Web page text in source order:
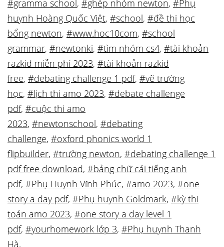
#gramma school, #ghép nhóm newton, #Phụ
huynh Hoàng Quốc Việt, #school, #đề thi học
bổng newton, #www.hoc10com, #school
grammar, #newtonki, #tìm nhóm cs4, #tài khoản
razkid miễn phí 2023, #tài khoản razkid
free, #debating challenge 1 pdf, #vẽ trường
học, #lịch thi amo 2023, #debate challenge
pdf, #cuộc thi amo
2023, #newtonschool, #debating
challenge, #oxford phonics world 1
flipbuilder, #trường newton, #debating challenge 1
pdf free download, #bảng chữ cái tiếng anh
pdf, #Phụ Huynh Vĩnh Phúc, #amo 2023, #one
story a day pdf, #Phụ huynh Goldmark, #kỳ thi
toán amo 2023, #one story a day level 1
pdf, #yourhomework lớp 3, #Phụ huynh Thanh
Hà,